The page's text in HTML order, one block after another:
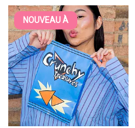
NOUVEAU À